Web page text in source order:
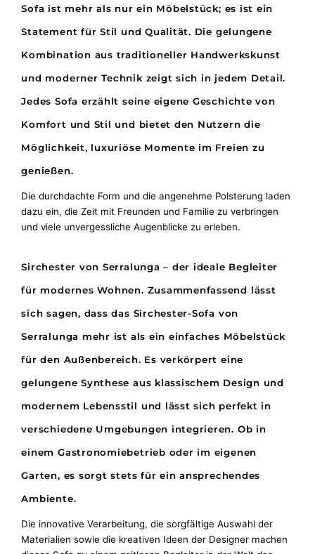
Sofa ist mehr als nur ein Möbelstück; es ist ein
Statement für Stil und Qualität. Die gelungene
Kombination aus traditioneller Handwerkskunst
und moderner Technik zeigt sich in jedem Detail.
Jedes Sofa erzählt seine eigene Geschichte von
Komfort und Stil und bietet den Nutzern die
Möglichkeit, luxuriöse Momente im Freien zu
genießen.
Die durchdachte Form und die angenehme Polsterung laden
dazu ein, die Zeit mit Freunden und Familie zu verbringen
und viele unvergessliche Augenblicke zu erleben.
Sirchester von Serralunga – der ideale Begleiter
für modernes Wohnen. Zusammenfassend lässt
sich sagen, dass das Sirchester-Sofa von
Serralunga mehr ist als ein einfaches Möbelstück
für den Außenbereich. Es verkörpert eine
gelungene Synthese aus klassischem Design und
modernem Lebensstil und lässt sich perfekt in
verschiedene Umgebungen integrieren. Ob in
einem Gastronomiebetrieb oder im eigenen
Garten, es sorgt stets für ein ansprechendes
Ambiente.
Die innovative Verarbeitung, die sorgfältige Auswahl der
Materialien sowie die kreativen Ideen der Designer machen